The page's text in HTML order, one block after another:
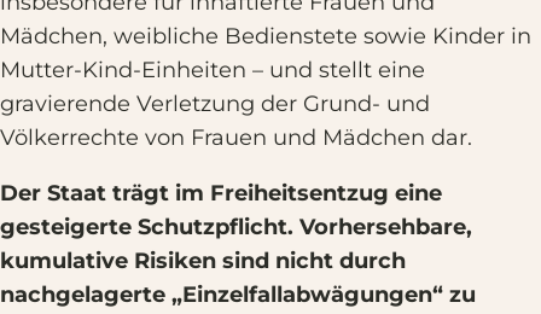
Mädchen, weibliche Bedienstete sowie Kinder in
Mutter-Kind-Einheiten – und stellt eine
gravierende Verletzung der Grund- und
Völkerrechte von Frauen und Mädchen dar.
Der Staat trägt im Freiheitsentzug eine
gesteigerte Schutzpflicht. Vorhersehbare,
kumulative Risiken sind nicht durch
nachgelagerte „Einzelfallabwägungen“ zu